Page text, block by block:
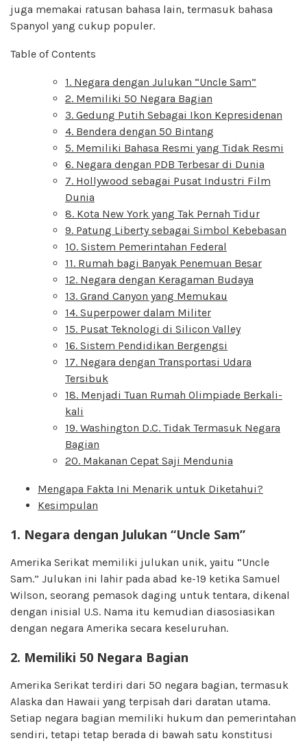
juga memakai ratusan bahasa lain, termasuk bahasa
Spanyol yang cukup populer.
Table of Contents
1. Negara dengan Julukan “Uncle Sam”
2. Memiliki 50 Negara Bagian
3. Gedung Putih Sebagai Ikon Kepresidenan
4. Bendera dengan 50 Bintang
5. Memiliki Bahasa Resmi yang Tidak Resmi
6. Negara dengan PDB Terbesar di Dunia
7. Hollywood sebagai Pusat Industri Film
Dunia
8. Kota New York yang Tak Pernah Tidur
9. Patung Liberty sebagai Simbol Kebebasan
10. Sistem Pemerintahan Federal
11. Rumah bagi Banyak Penemuan Besar
12. Negara dengan Keragaman Budaya
13. Grand Canyon yang Memukau
14. Superpower dalam Militer
15. Pusat Teknologi di Silicon Valley
16. Sistem Pendidikan Bergengsi
17. Negara dengan Transportasi Udara
Tersibuk
18. Menjadi Tuan Rumah Olimpiade Berkali-
kali
19. Washington D.C. Tidak Termasuk Negara
Bagian
20. Makanan Cepat Saji Mendunia
Mengapa Fakta Ini Menarik untuk Diketahui?
Kesimpulan
1. Negara dengan Julukan “Uncle Sam”
Amerika Serikat memiliki julukan unik, yaitu “Uncle
Sam.” Julukan ini lahir pada abad ke-19 ketika Samuel
Wilson, seorang pemasok daging untuk tentara, dikenal
dengan inisial U.S. Nama itu kemudian diasosiasikan
dengan negara Amerika secara keseluruhan.
2. Memiliki 50 Negara Bagian
Amerika Serikat terdiri dari 50 negara bagian, termasuk
Alaska dan Hawaii yang terpisah dari daratan utama.
Setiap negara bagian memiliki hukum dan pemerintahan
sendiri, tetapi tetap berada di bawah satu konstitusi